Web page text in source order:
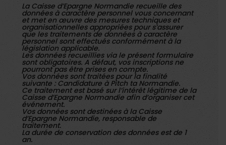
La Caisse d’Epargne Normandie recueille des
données à caractère personnel vous concernant
et met en œuvre des mesures techniques et
organisationnelles appropriées pour s’assurer
que les traitements de données à caractère
personnel sont effectués conformément à la
législation applicable.
Les données recueillies via le présent formulaire
sont obligatoires. A défaut, vos inscriptions ne
pourront pas être prises en compte.
Vos données sont traitées pour la finalité
suivante : Candidature à Pitch ta Normandie.
Ce traitement est basé sur l’intérêt légitime de la
Caisse d’Epargne Normandie afin d’organiser cet
événement.
Vos données sont destinées à la Caisse
d’Epargne Normandie, responsable de
traitement.
La durée de conservation des données est de 1
an.